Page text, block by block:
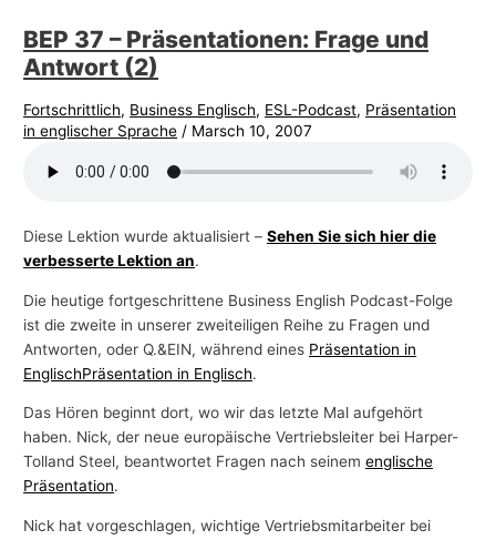
BEP 37 – Präsentationen: Frage und
Antwort (2)
Fortschrittlich, Business Englisch, ESL-Podcast, Präsentation
in englischer Sprache / Marsch 10, 2007
Diese Lektion wurde aktualisiert –Sehen Sie sich hier die
verbesserte Lektion an.
Die heutige fortgeschrittene Business English Podcast-Folge
ist die zweite in unserer zweiteiligen Reihe zu Fragen und
Antworten, oder Q.&EIN, während eines Präsentation in
EnglischPräsentation in Englisch.
Das Hören beginnt dort, wo wir das letzte Mal aufgehört
haben. Nick, der neue europäische Vertriebsleiter bei Harper-
Tolland Steel, beantwortet Fragen nach seinemenglische
Präsentation.
Nick hat vorgeschlagen, wichtige Vertriebsmitarbeiter bei